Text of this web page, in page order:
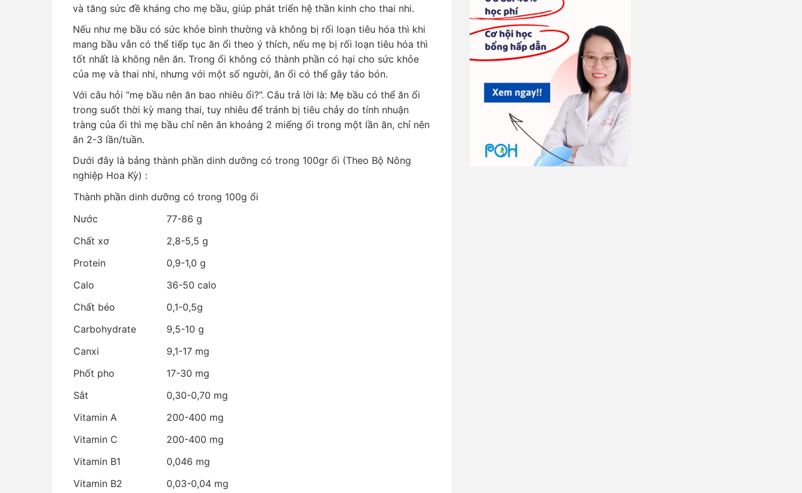
và tăng sức đề kháng cho mẹ bầu, giúp phát triển hệ thần kinh cho thai nhi.
Nếu như mẹ bầu có sức khỏe bình thường và không bị rối loạn tiêu hóa thì khi
mang bầu vẫn có thể tiếp tục ăn ổi theo ý thích, nếu mẹ bị rối loạn tiêu hóa thì
tốt nhất là không nên ăn. Trong ổi không có thành phần có hại cho sức khỏe
của mẹ và thai nhi, nhưng với một số người, ăn ổi có thể gây táo bón.
Với câu hỏi “mẹ bầu nên ăn bao nhiêu ổi?”. Câu trả lời là: Mẹ bầu có thể ăn ổi
trong suốt thời kỳ mang thai, tuy nhiêu để tránh bị tiêu chảy do tính nhuận
tràng của ổi thì mẹ bầu chỉ nên ăn khoảng 2 miếng ổi trong một lần ăn, chỉ nên
ăn 2-3 lần/tuần.
Dưới đây là bảng thành phần dinh dưỡng có trong 100gr ổi (Theo Bộ Nông
nghiệp Hoa Kỳ) :
Thành phần dinh dưỡng có trong 100g ổi
Nước
77-86 g
Chất xơ
2,8-5,5 g
Protein
0,9-1,0 g
Calo
36-50 calo
Chất béo
0,1-0,5g
Carbohydrate
9,5-10 g
Canxi
9,1-17 mg
Phốt pho
17-30 mg
Sắt
0,30-0,70 mg
Vitamin A
200-400 mg
Vitamin C
200-400 mg
Vitamin B1
0,046 mg
Vitamin B2
0,03-0,04 mg